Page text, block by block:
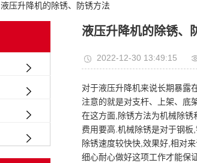
液压升降机的除锈、防锈方法
液压升降机的除锈、
2022-12-30 13:49:15
对于液压升降机来说长期暴露
注意的就是对支杆、上架、底
在这方面,除锈方法为机械除
费用要高.机械除锈是对于钢板
除锈速度较快快,效果好,相对
细心耐心做好这项工作才能保